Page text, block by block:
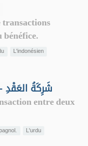
transactions
L'indonésien
Société établie par contrat. - شَرِكَةُ العَقْدِ
entre deux
L'urdu